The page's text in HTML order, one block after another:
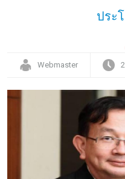
ประ
Webmaster